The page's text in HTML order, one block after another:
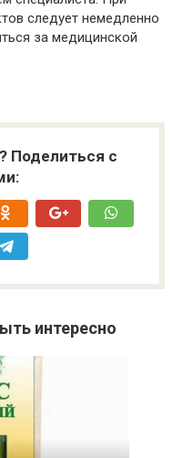
следует немедленно
за медицинской
Поделиться с
интересно